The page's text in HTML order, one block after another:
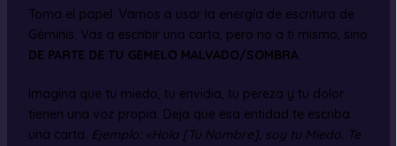
Toma el papel. Vamos a usar la energía de escritura de
Géminis. Vas a escribir una carta, pero no a ti mismo, sino
DE PARTE DE TU GEMELO MALVADO/SOMBRA.
Imagina que tu miedo, tu envidia, tu pereza y tu dolor
tienen una voz propia. Deja que esa entidad te escriba
una carta. Ejemplo: «Hola [Tu Nombre], soy tu Miedo. Te